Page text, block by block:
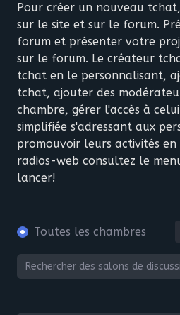
Pour créer un nouveau
sur le site et sur le forum.
forum et présenter votre
sur le forum. Le créateur
tchat en le personnalisant,
tchat, ajouter des
chambre, gérer l'accès à
simplifiée s'adressant aux
promouvoir leurs activités en
radios-web consultez le
lancer!
Toutes les chambres